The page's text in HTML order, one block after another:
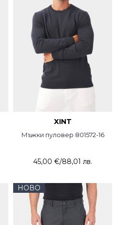
XINT
Мъжки пуловер 801572-16
45,00 €/88,01 лв.
НОВО